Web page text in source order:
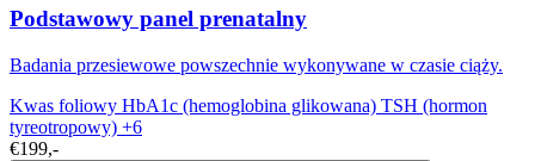
Podstawowy panel prenatalny
Badania przesiewowe powszechnie wykonywane w czasie ciąży.
Kwas foliowy HbA1c (hemoglobina glikowana) TSH (hormon
tyreotropowy) +6
€199,-